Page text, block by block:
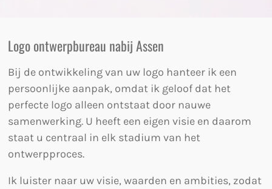
Logo ontwerpbureau nabij Assen
Bij de ontwikkeling van uw logo hanteer ik een
persoonlijke aanpak, omdat ik geloof dat het
perfecte logo alleen ontstaat door nauwe
samenwerking. U heeft een eigen visie en daarom
staat u centraal in elk stadium van het
ontwerpproces.
Ik luister naar uw visie, waarden en ambities, zodat